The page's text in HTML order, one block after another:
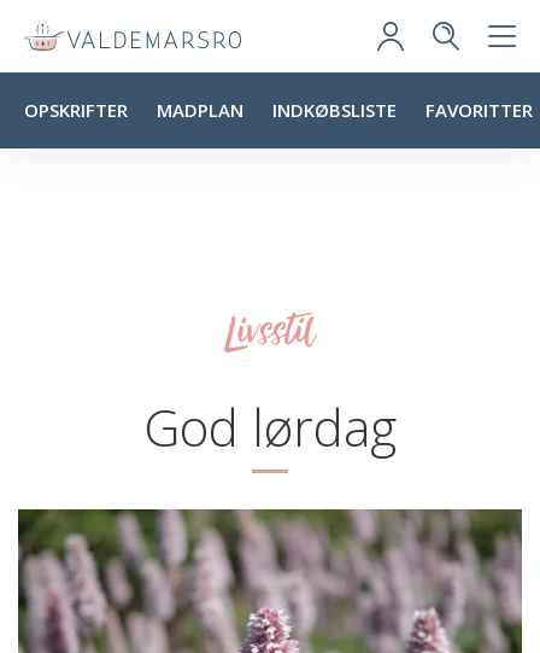
OPSKRIFTER MADPLAN INDKØBSLISTE FAVORITTER
Livsstil
God lørdag